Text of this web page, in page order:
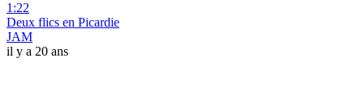
1:22
Deux flics en Picardie
JAM
il y a 20 ans